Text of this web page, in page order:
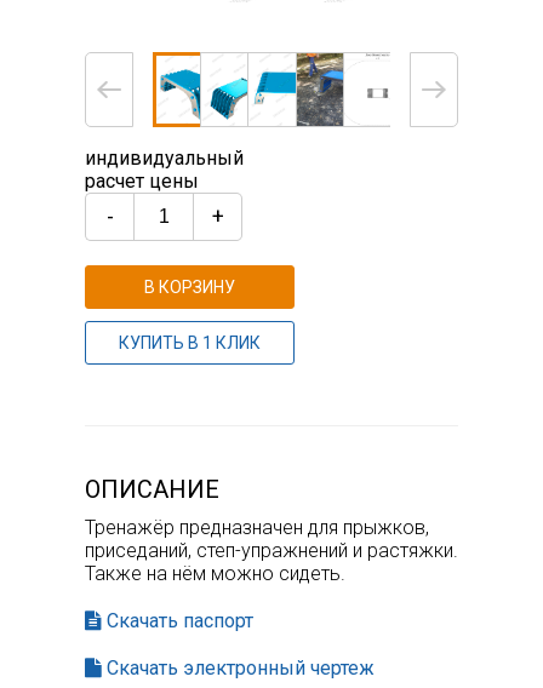
индивидуальный
расчет цены
- +
В КОРЗИНУ
КУПИТЬ В 1 КЛИК
ОПИСАНИЕ
Тренажёр предназначен для прыжков,
приседаний, степ-упражнений и растяжки.
Также на нём можно сидеть.
Скачать паспорт
Скачать электронный чертеж